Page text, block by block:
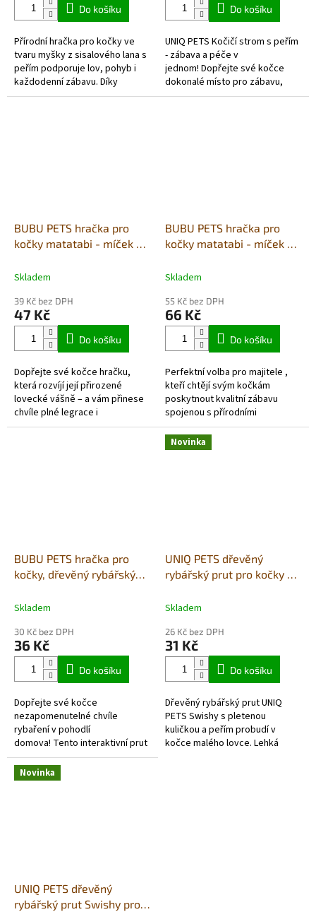
Do košíku
Přírodní hračka pro kočky ve
tvaru myšky z sisalového lana s
peřím podporuje lov, pohyb i
každodenní zábavu. Díky
lehkému provedení a zajímavým
Do košíku
UNIQ PETS Kočičí strom s peřím
- zábava a péče v
jednom! Dopřejte své kočce
dokonalé místo pro zábavu,
škrábání a odpočinek s tímto
BUBU PETS hračka pro
kočky matatabi - míček se
Skladem
39 Kč bez DPH
47 Kč
Do košíku
Dopřejte své kočce hračku,
která rozvíjí její přirozené
lovecké vášně – a vám přinese
chvíle plné legrace i
spokojeného předení! 🐾
BUBU PETS hračka pro
kočky matatabi - míček se
Skladem
55 Kč bez DPH
66 Kč
Do košíku
Perfektní volba pro majitele ,
kteří chtějí svým kočkám
poskytnout kvalitní zábavu
spojenou s přírodními
stimulanty. Geometrický design
není jen estetický, ale...
BUBU PETS hračka pro
kočky, dřevěný rybářský
peřím 40-102cm
Skladem
30 Kč bez DPH
36 Kč
Do košíku
Dopřejte své kočce
nezapomenutelné chvíle
rybaření v pohodlí
domova! Tento interaktivní prut
s plyšovým míčkem a peřím na
konci navnadí i toho
nejnáročnějšího kočičího lovce.
Novinka
UNIQ PETS dřevěný
rybářský prut pro kočky s
40-43cm
Skladem
26 Kč bez DPH
31 Kč
Do košíku
Dřevěný rybářský prut UNIQ
PETS Swishy s pletenou
kuličkou a peřím probudí v
kočce malého lovce. Lehká
Novinka
UNIQ PETS dřevěný
rybářský prut Swishy pro